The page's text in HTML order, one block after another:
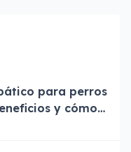
para perros
y cómo